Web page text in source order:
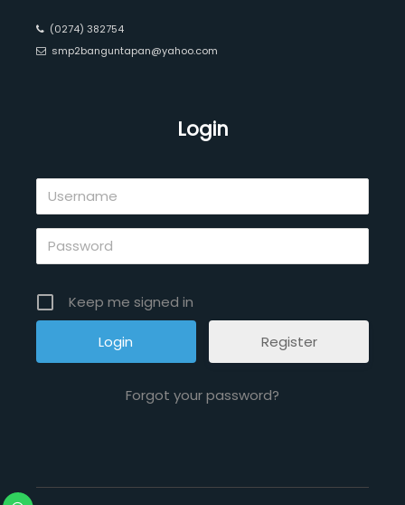
(0274) 382754
smp2banguntapan@yahoo.com
Login
Keep me signed in
Register
Forgot your password?